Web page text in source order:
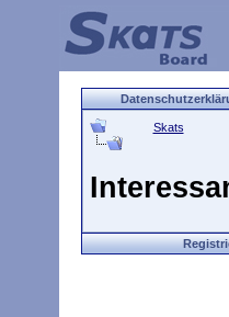
Skats